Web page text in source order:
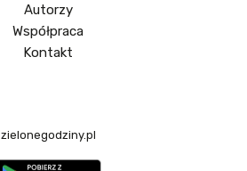
Autorzy
Współpraca
Kontakt
zielonegodziny.pl